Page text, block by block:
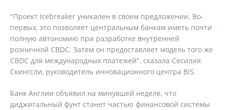
"Проект Icebreaker уникален в своем предложении. Во-
первых, это позволяет центральным банкам иметь почти
полную автономию при разработке внутренней
розничной CBDC. Затем он предоставляет модель того же
CBDC для международных платежей", сказала Сесилия
Скингсли, руководитель инновационного центра BIS.
Банк Англии объявил на минувшей неделе, что
диджитальный фунт станет частью финансовой системы